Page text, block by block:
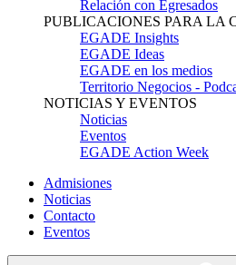
Relación con Egresados
PUBLICACIONES PARA LA
EGADE Insights
EGADE Ideas
EGADE en los medios
Territorio Negocios -
NOTICIAS Y EVENTOS
Noticias
Eventos
EGADE Action Week
Admisiones
Noticias
Contacto
Eventos